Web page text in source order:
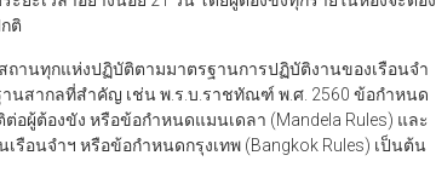
ติ
นทุกแห่งปฏิบัติตามมาตรฐานการปฏิบัติงานของเรือนจำ
านสากลที่สำคัญ เช่น พ.ร.บ.ราชทัณฑ์ พ.ศ. 2560 ข้อกำหนด
ผู้ต้องขัง หรือข้อกำหนดแมนเดลา (Mandela Rules) และ
อนจำฯ หรือข้อกำหนดกรุงเทพ (Bangkok Rules) เป็นต้น